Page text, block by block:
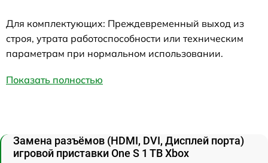
Для комплектующих: Преждевременный выход из
строя, утрата работоспособности или техническим
параметрам при нормальном использовании.
Показать полностью
Замена разъёмов (HDMI, DVI, Дисплей порта)
игровой приставки One S 1 TB Xbox